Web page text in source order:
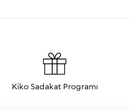
Kiko Sadakat Programı